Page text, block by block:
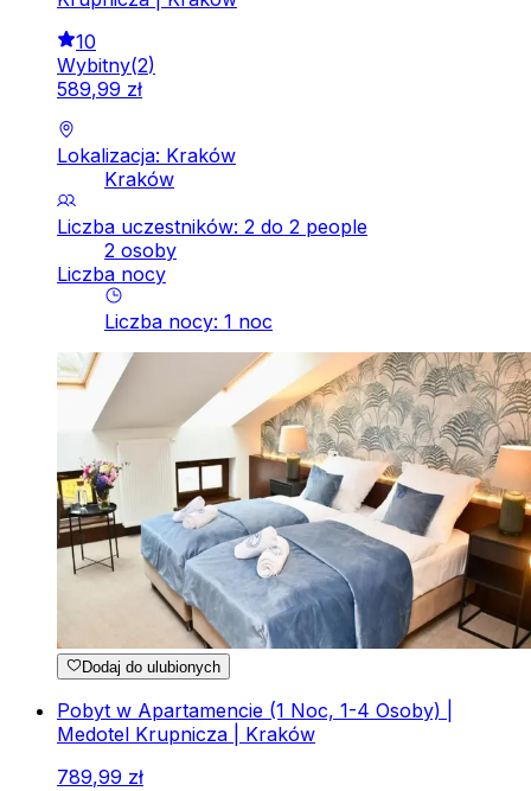
10
Wybitny(2)
589,99 zł
Lokalizacja: Kraków
Kraków
Liczba uczestników: 2 do 2 people
2 osoby
Liczba nocy
Liczba nocy: 1 noc
Dodaj do ulubionych
Pobyt w Apartamencie (1 Noc, 1-4 Osoby) |
Medotel Krupnicza | Kraków
789,99 zł